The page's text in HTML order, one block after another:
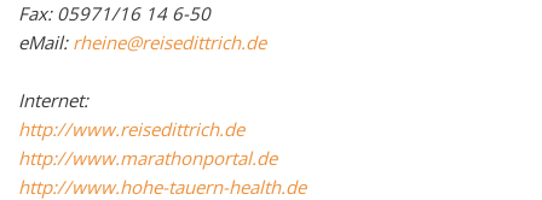
Fax: 05971/16 14 6-50
eMail: rheine@reisedittrich.de
Internet:
http://www.reisedittrich.de
http://www.marathonportal.de
http://www.hohe-tauern-health.de